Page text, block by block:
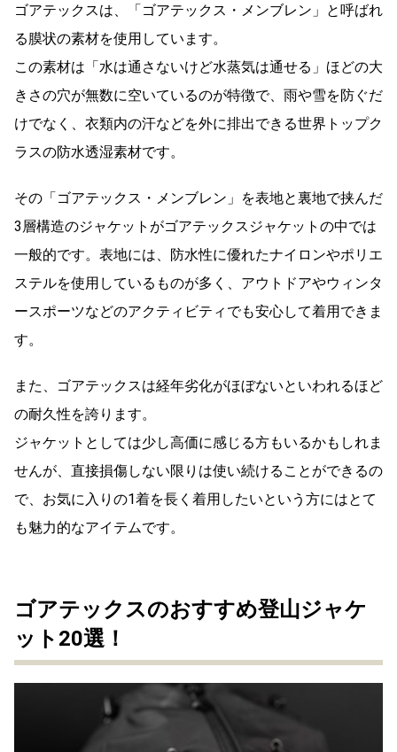
ゴアテックスは、「ゴアテックス・メンブレン」と呼ばれ
る膜状の素材を使用しています。
この素材は「水は通さないけど水蒸気は通せる」ほどの大
きさの穴が無数に空いているのが特徴で、雨や雪を防ぐだ
けでなく、衣類内の汗などを外に排出できる世界トップク
ラスの防水透湿素材です。
その「ゴアテックス・メンブレン」を表地と裏地で挟んだ
3層構造のジャケットがゴアテックスジャケットの中では
一般的です。表地には、防水性に優れたナイロンやポリエ
ステルを使用しているものが多く、アウトドアやウィンタ
ースポーツなどのアクティビティでも安心して着用できま
す。
また、ゴアテックスは経年劣化がほぼないといわれるほど
の耐久性を誇ります。
ジャケットとしては少し高価に感じる方もいるかもしれま
せんが、直接損傷しない限りは使い続けることができるの
で、お気に入りの1着を長く着用したいという方にはとて
も魅力的なアイテムです。
ゴアテックスのおすすめ登山ジャケ
ット20選！